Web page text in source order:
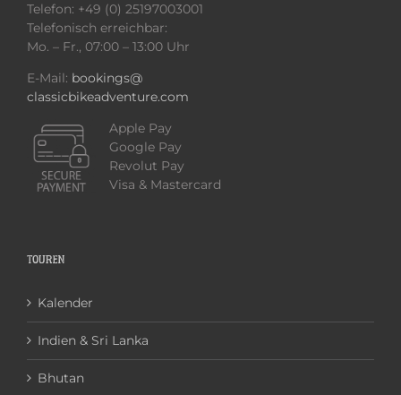
Telefon: +49 (0) 25197003001
Telefonisch erreichbar:
Mo. – Fr., 07:00 – 13:00 Uhr
E-Mail: bookings@
classicbikeadventure.com
Apple Pay
Google Pay
Revolut Pay
Visa & Mastercard
TOUREN
Kalender
Indien & Sri Lanka
Bhutan